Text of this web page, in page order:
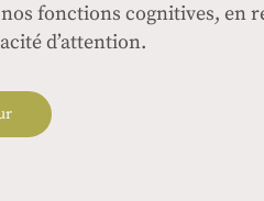
fonctions cognitives, en
d’attention.